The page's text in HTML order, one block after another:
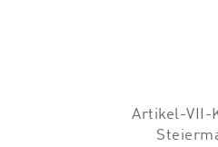
Artikel-VII-